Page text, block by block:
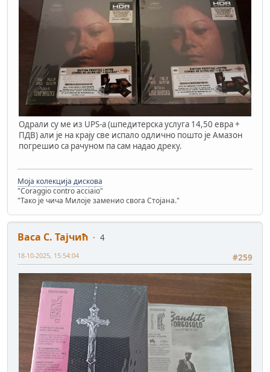
Одрали су ме из UPS-a (шпедитерска услуга 14,50 евра +
ПДВ) али је на крају све испало одлично пошто је Амазон
погрешио са рачуном па сам надао дреку.
Моја колекција дискова
"Coraggio contro acciaio"
"Тако је чича Милоје заменио свога Стојана."
Васа С. Тајчић
4
#259
18-10-2025, 15:54:04